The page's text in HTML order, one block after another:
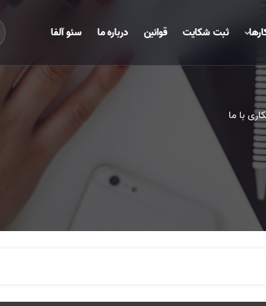
ثبت شکایت قوانین درباره ما سئو آلفا
با ما